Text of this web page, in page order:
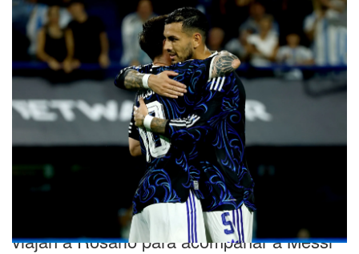
Paredes y otros jugadores de la Selección
viajan a Rosario para acompañar a Messi